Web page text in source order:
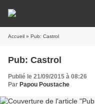
Accueil » Pub: Castrol
Pub: Castrol
Publié le 21/09/2015 à 08:26
Par Papou Poustache